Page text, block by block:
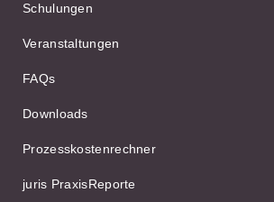
Schulungen
Veranstaltungen
FAQs
Downloads
Prozesskostenrechner
juris PraxisReporte